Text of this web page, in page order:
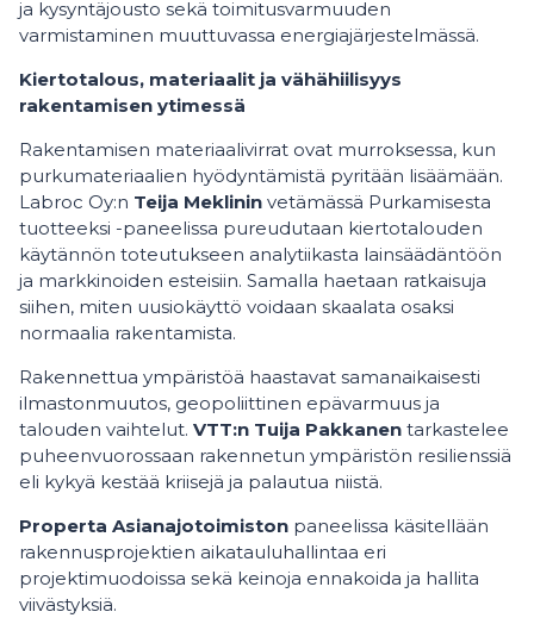
ja kysyntäjousto sekä toimitusvarmuuden
varmistaminen muuttuvassa energiajärjestelmässä.
Kiertotalous, materiaalit ja vähähiilisyys
rakentamisen ytimessä
Rakentamisen materiaalivirrat ovat murroksessa, kun
purkumateriaalien hyödyntämistä pyritään lisäämään.
Labroc Oy:n Teija Meklinin vetämässä Purkamisesta
tuotteeksi -paneelissa pureudutaan kiertotalouden
käytännön toteutukseen analytiikasta lainsäädäntöön
ja markkinoiden esteisiin. Samalla haetaan ratkaisuja
siihen, miten uusiokäyttö voidaan skaalata osaksi
normaalia rakentamista.
Rakennettua ympäristöä haastavat samanaikaisesti
ilmastonmuutos, geopoliittinen epävarmuus ja
talouden vaihtelut. VTT:n Tuija Pakkanen tarkastelee
puheenvuorossaan rakennetun ympäristön resilienssiä
eli kykyä kestää kriisejä ja palautua niistä.
Properta Asianajotoimiston paneelissa käsitellään
rakennusprojektien aikatauluhallintaa eri
projektimuodoissa sekä keinoja ennakoida ja hallita
viivästyksiä.